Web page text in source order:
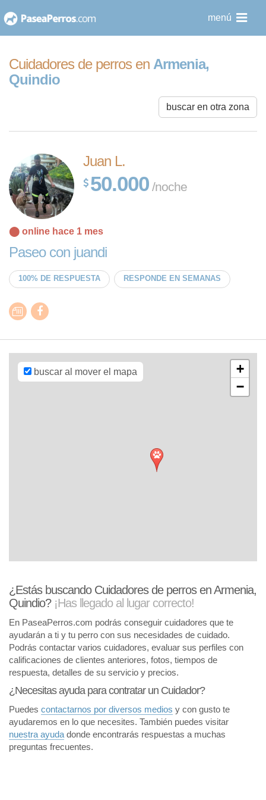
al
menú
Cuidadores de perros en Armenia,
Quindio
buscar en otra zona
Juan L.
50.000 /noche
⬤ online hace 1 mes
Paseo con juandi
100% DE RESPUESTA RESPONDE EN SEMANAS
buscar al mover el mapa
+
−
Leaflet| Map
Imagery ©
¿Estás buscando Cuidadores de perros en Armenia,
Quindio? ¡Has llegado al lugar correcto!
En PaseaPerros.com podrás conseguir cuidadores que te
ayudarán a ti y tu perro con sus necesidades de cuidado.
Podrás contactar varios cuidadores, evaluar sus perfiles con
calificaciones de clientes anteriores, fotos, tiempos de
respuesta, detalles de su servicio y precios.
¿Necesitas ayuda para contratar un Cuidador?
Puedes contactarnos por diversos medios y con gusto te
ayudaremos en lo que necesites. También puedes visitar
nuestra ayuda donde encontrarás respuestas a muchas
preguntas frecuentes.